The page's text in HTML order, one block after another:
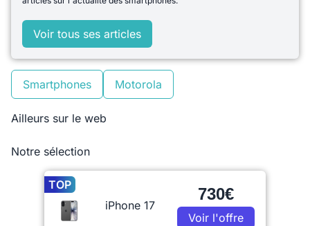
Voir tous ses articles
Smartphones Motorola
Ailleurs sur le web
Notre sélection
TOP
iPhone 17
730€
Voir l'offre